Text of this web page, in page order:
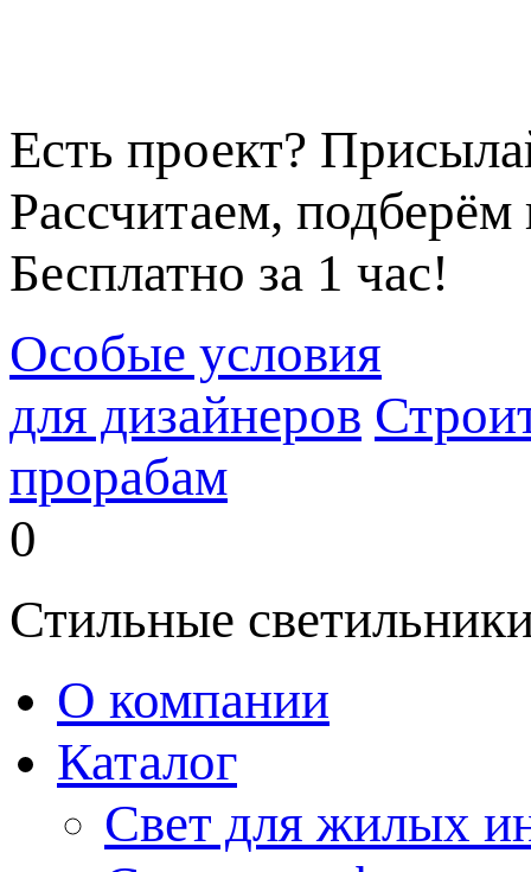
Есть проект?
Рассчитаем,
Бесплатно за 1 час!
Особые условия
для дизайнеров
прорабам
0
Стильные
О компании
Каталог
Свет для жилых